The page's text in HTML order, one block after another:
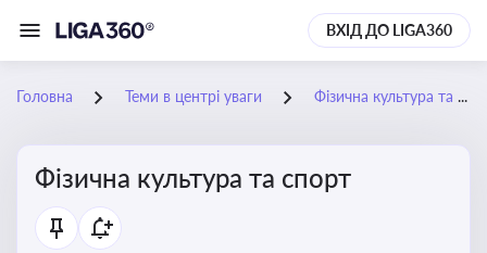
ВХІД ДО LIGA360
Головна Теми в центрі уваги Фізична культура та спорт
Фізична культура та спорт